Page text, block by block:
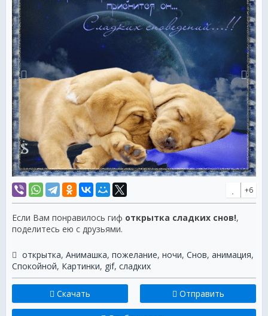
+6
Если Вам понравилось гиф открытка сладких снов!,
поделитесь ею с друзьями.
открытка, Анимашка, пожелание, ночи, Снов, анимация,
Спокойной, Картинки, gif, сладких
Скачать Отправить